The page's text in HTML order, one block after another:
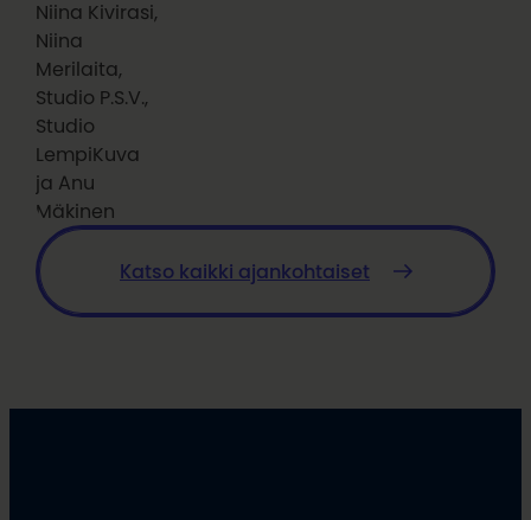
Niina Kivirasi,
Niina
Merilaita,
Studio P.S.V.,
Studio
LempiKuva
ja Anu
Mäkinen
Katso kaikki ajankohtaiset